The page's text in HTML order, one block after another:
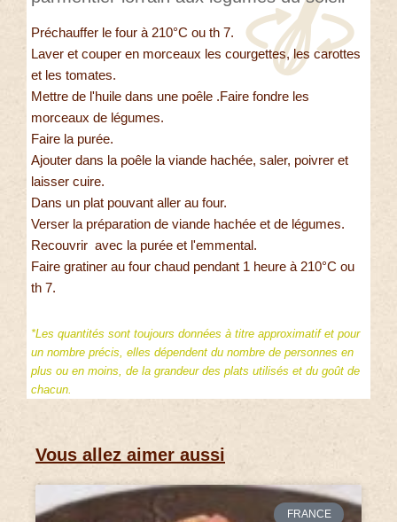
Préchauffer le four à 210°C ou th 7.
Laver et couper en morceaux les courgettes, les carottes
et les tomates.
Mettre de l'huile dans une poêle .Faire fondre les
morceaux de légumes.
Faire la purée.
Ajouter dans la poêle la viande hachée, saler, poivrer et
laisser cuire.
Dans un plat pouvant aller au four.
Verser la préparation de viande hachée et de légumes.
Recouvrir avec la purée et l'emmental.
Faire gratiner au four chaud pendant 1 heure à 210°C ou
th 7.
*Les quantités sont toujours données à titre approximatif et pour
un nombre précis, elles dépendent du nombre de personnes en
plus ou en moins, de la grandeur des plats utilisés et du goût de
chacun.
Vous allez aimer aussi
FRANCE